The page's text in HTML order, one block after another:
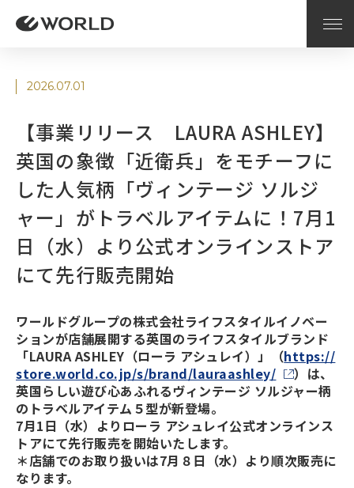
2026.07.01
【事業リリース LAURA ASHLEY】
英国の象徴「近衛兵」をモチーフに
した人気柄「ヴィンテージ ソルジ
ャー」がトラベルアイテムに！7月1
日（水）より公式オンラインストア
にて先行販売開始
ワールドグループの株式会社ライフスタイルイノベー
ションが店舗展開する英国のライフスタイルブランド
「LAURA ASHLEY（ローラ アシュレイ）」（https://
store.world.co.jp/s/brand/lauraashley/
）は、
英国らしい遊び心あふれるヴィンテージ ソルジャー柄
のトラベルアイテム５型が新登場。
7月1日（水）よりローラ アシュレイ公式オンラインス
トアにて先行販売を開始いたします。
＊店舗でのお取り扱いは7月８日（水）より順次販売に
なります。